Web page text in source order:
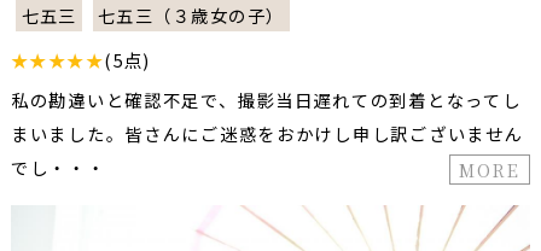
七五三
七五三（３歳女の子）
★★★★★(5点)
私の勘違いと確認不足で、撮影当日遅れての到着となってし
まいました。皆さんにご迷惑をおかけし申し訳ございません
でし・・・
MORE